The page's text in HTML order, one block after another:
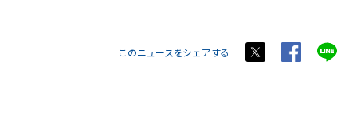
このニュースをシェアする